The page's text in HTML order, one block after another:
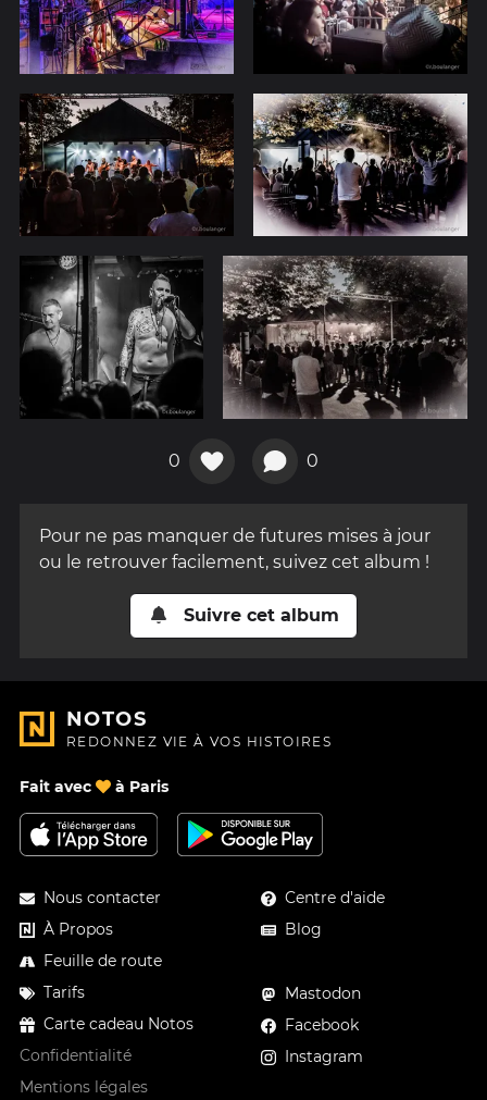
0 0
Pour ne pas manquer de futures mises à jour
ou le retrouver facilement, suivez cet album !
Suivre cet album
NOTOS
REDONNEZ VIE À VOS HISTOIRES
Fait avec à Paris
Nous contacter
À Propos
Feuille de route
Tarifs
Carte cadeau Notos
Confidentialité
Mentions légales
Centre d'aide
Blog
Mastodon
Facebook
Instagram